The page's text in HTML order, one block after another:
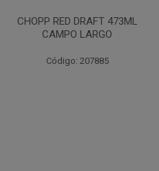
CHOPP RED DRAFT 500ML
CAMPO LARGO
Código: 259450